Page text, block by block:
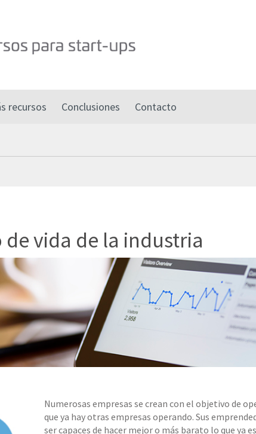
recursos Conclusiones Contacto
de vida de la industria
Numerosas empresas se crean con el objetivo de
que ya hay otras empresas operando. Sus
ser capaces de hacer mejor o más barato lo que ya